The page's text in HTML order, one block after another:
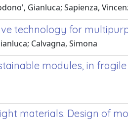
Gianluca; Sapienza,
technology for
Calvagna, Simona
modules, in
materials. Design of